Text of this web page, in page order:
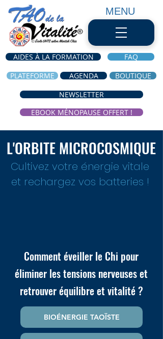
MENU
PLATEFORME AGENDA
AIDES À LA FORMATION FAQ
EBOOK MÉNOPAUSE OFFERT !
NEWSLETTER
BOUTIQUE
L'ORBITE MICROCOSMIQUE
Cultivez votre énergie vitale
et rechargez vos batteries !
Comment éveiller le Chi pour
éliminer les tensions nerveuses et
retrouver équilibre et vitalité ?
BIOÉNERGIE TAOÏSTE